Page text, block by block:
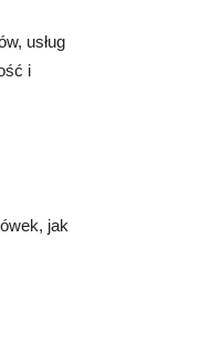
usług
i
jak